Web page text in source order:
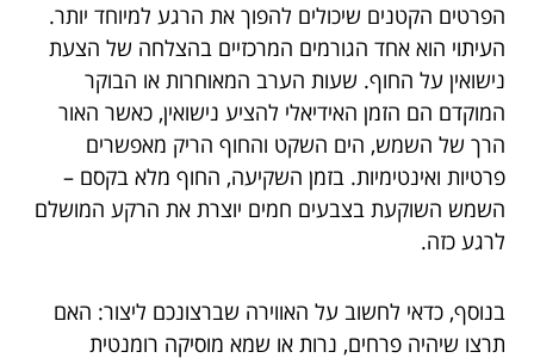
הפרטים הקטנים שיכולים להפוך את הרגע למיוחד יותר.
העיתוי הוא אחד הגורמים המרכזיים בהצלחה של הצעת
נישואין על החוף. שעות הערב המאוחרות או הבוקר
המוקדם הם הזמן האידיאלי להציע נישואין, כאשר האור
הרך של השמש, הים השקט והחוף הריק מאפשרים
פרטיות ואינטימיות. בזמן השקיעה, החוף מלא בקסם –
השמש השוקעת בצבעים חמים יוצרת את הרקע המושלם
לרגע כזה.
בנוסף, כדאי לחשוב על האווירה שברצונכם ליצור: האם
תרצו שיהיה פרחים, נרות או שמא מוסיקה רומנטית